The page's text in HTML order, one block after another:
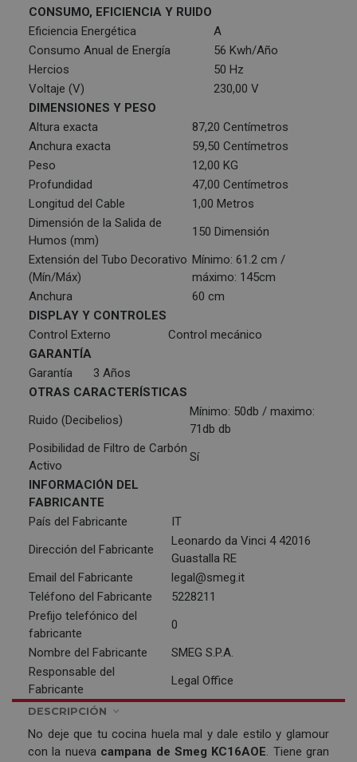
CONSUMO, EFICIENCIA Y RUIDO
Eficiencia Energética
A
Consumo Anual de Energía
56 Kwh/Año
Hercios
50 Hz
Voltaje (V)
230,00 V
DIMENSIONES Y PESO
Altura exacta
87,20 Centímetros
Anchura exacta
59,50 Centímetros
Peso
12,00 KG
Profundidad
47,00 Centímetros
Longitud del Cable
1,00 Metros
Dimensión de la Salida de
Humos (mm)
150 Dimensión
Extensión del Tubo Decorativo
(Mín/Máx)
Mínimo: 61.2 cm /
máximo: 145cm
Anchura
60 cm
DISPLAY Y CONTROLES
Control Externo
Control mecánico
GARANTÍA
Garantía
3 Años
OTRAS CARACTERÍSTICAS
Ruido (Decibelios)
Mínimo: 50db / maximo:
71db db
Posibilidad de Filtro de Carbón
Activo
Sí
INFORMACIÓN DEL
FABRICANTE
País del Fabricante
IT
Dirección del Fabricante
Leonardo da Vinci 4 42016
Guastalla RE
Email del Fabricante
legal@smeg.it
Teléfono del Fabricante
5228211
Prefijo telefónico del
fabricante
0
Nombre del Fabricante
SMEG S.P.A.
Responsable del
Fabricante
Legal Office
DESCRIPCIÓN
No deje que tu cocina huela mal y dale estilo y glamour
con la nueva campana de Smeg KC16AOE . Tiene gran